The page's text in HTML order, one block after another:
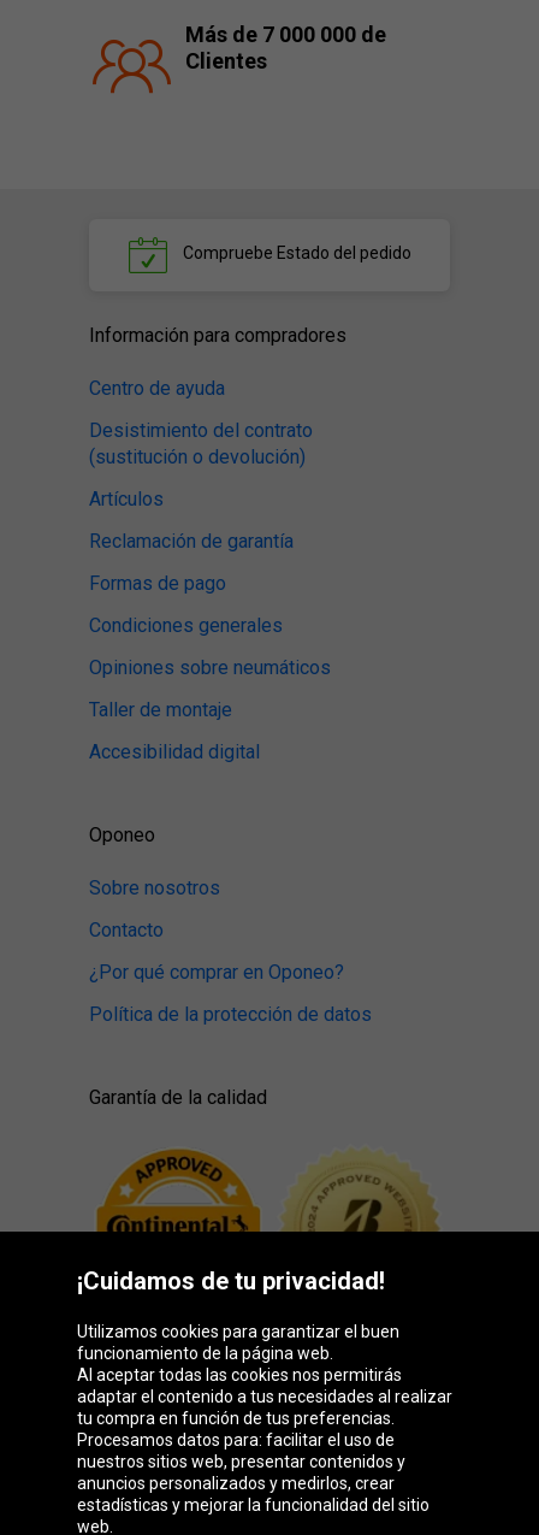
Más de 7 000 000 de
Clientes
Compruebe Estado del pedido
Información para compradores
Centro de ayuda
Desistimiento del contrato
(sustitución o devolución)
Artículos
Reclamación de garantía
Formas de pago
Condiciones generales
Opiniones sobre neumáticos
Taller de montaje
Accesibilidad digital
Oponeo
Sobre nosotros
Contacto
¿Por qué comprar en Oponeo?
Política de la protección de datos
Garantía de la calidad
Grupo Oponeo
Belgique
¡Cuidamos de tu privacidad!
Utilizamos cookies para garantizar el buen
funcionamiento de la página web.
Al aceptar todas las cookies nos permitirás
adaptar el contenido a tus necesidades al realizar
tu compra en función de tus preferencias.
Procesamos datos para: facilitar el uso de
nuestros sitios web, presentar contenidos y
anuncios personalizados y medirlos, crear
estadísticas y mejorar la funcionalidad del sitio
web.